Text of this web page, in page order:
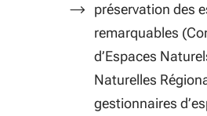
préservation des
remarquables
d’Espaces
Naturelles
gestionnaires